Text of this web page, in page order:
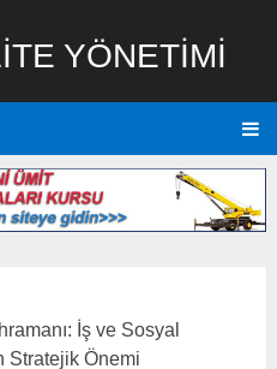
YÖNETIMI
İş ve Sosyal
Stratejik Önemi